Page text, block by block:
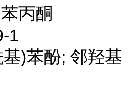
丙酮
1
)苯酚; 邻羟基